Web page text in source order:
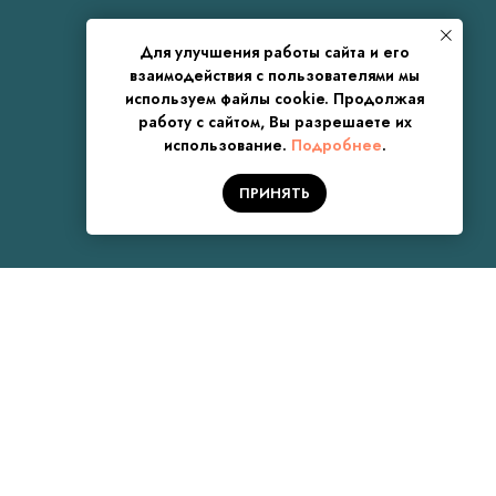
Для улучшения работы сайта и его
взаимодействия с пользователями мы
используем файлы cookie. Продолжая
работу с сайтом, Вы разрешаете их
использование. Подробнее.
ПРИНЯТЬ